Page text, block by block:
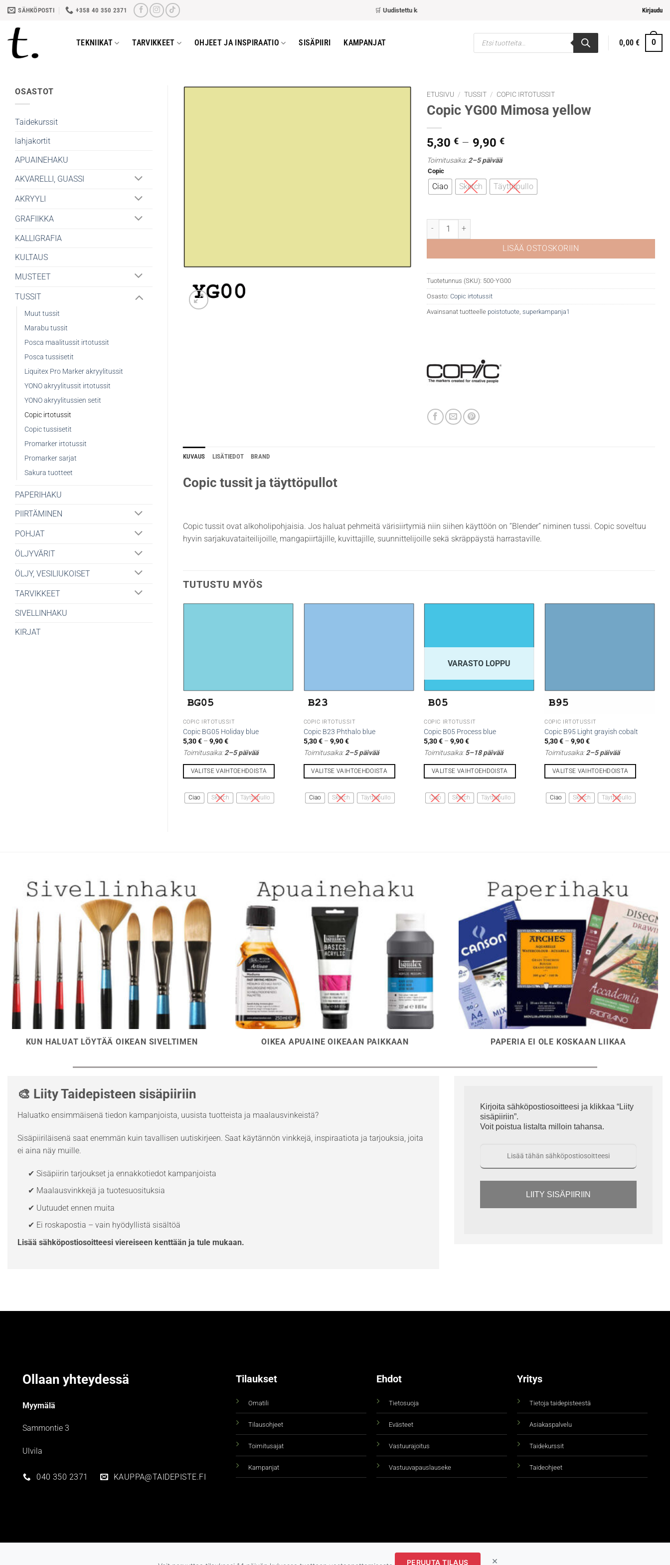
Skip
content
SÄHKÖPOSTI +358 40 350 2371 Uudistettu kassa Kirjaudu
TEKNIIKAT TARVIKKEET OHJEET JA INSPIRAATIO SISÄPIIRI KAMPANJAT
Products
search
0,00€ 0
OSASTOT
Taidekurssit
lahjakortit
APUAINEHAKU
AKVARELLI, GUASSI
AKRYYLI
GRAFIIKKA
KALLIGRAFIA
KULTAUS
MUSTEET
TUSSIT
Muut tussit
Marabu tussit
Posca maalitussit irtotussit
Posca tussisetit
Liquitex Pro Marker akryylitussit
YONO akryylitussit irtotussit
YONO akryylitussien setit
Copic irtotussit
Copic tussisetit
Promarker irtotussit
Promarker sarjat
Sakura tuotteet
PAPERIHAKU
PIIRTÄMINEN
POHJAT
ÖLJYVÄRIT
ÖLJY, VESILIUKOISET
TARVIKKEET
SIVELLINHAKU
KIRJAT
ETUSIVU / TUSSIT / COPIC IRTOTUSSIT
Copic YG00 Mimosa yellow
5,30 € – 9,90 €Hintaluokka:
9,90 €
Toimitusaika:2–5 päivää
Copic
Ciao Sketch Täyttöpullo
Copic YG00 Mimosa yellow määrä
LISÄÄ OSTOSKORIIN
Tuotetunnus (SKU): 500-YG00
Osasto: Copic irtotussit
Avainsanat tuotteelle poistotuote, superkampanja1
KUVAUS LISÄTIEDOT BRAND
Copic tussit ja täyttöpullot
Copic tussit ovat alkoholipohjaisia. Jos haluat pehmeitä värisiirtymiä niin siihen käyttöön on ”Blender” niminen tussi. Copic soveltuu
hyvin sarjakuvataiteilijoille, mangapiirtäjille, kuvittajille, suunnittelijoille sekä skräppäystä harrastaville.
TUTUSTU MYÖS
COPIC IRTOTUSSIT
Copic BG05 Holiday blue
5,30€ – 9,90€Hintaluokka:
-
Toimitusaika:2–5 päivää
VALITSE VAIHTOEHDOISTA
tuotteella
sivulla.
Ciao Sketch Täyttöpullo
COPIC IRTOTUSSIT
Copic B23 Phthalo blue
5,30€ – 9,90€Hintaluokka:
-
Toimitusaika:2–5 päivää
VALITSE VAIHTOEHDOISTA
tuotteella
sivulla.
Ciao Sketch Täyttöpullo
VARASTO LOPPU
COPIC IRTOTUSSIT
Copic B05 Process blue
5,30€ – 9,90€Hintaluokka:
-
Toimitusaika:5–18 päivää
VALITSE VAIHTOEHDOISTA
tuotteella
Ciao Sketch Täyttöpullo
COPIC IRTOTUSSIT
Copic B95 Light grayish cobalt
5,30€ – 9,90€Hintaluokka:
-
Toimitusaika:2–5 päivää
VALITSE VAIHTOEHDOISTA
tuotteella
sivulla.
Ciao Sketch Täyttöpullo
KUN HALUAT LÖYTÄÄ OIKEAN SIVELTIMEN OIKEA APUAINE OIKEAAN PAIKKAAN PAPERIA EI OLE KOSKAAN LIIKAA
🎨 Liity Taidepisteen sisäpiiriin
Haluatko ensimmäisenä tiedon kampanjoista, uusista tuotteista ja maalausvinkeistä?
Sisäpiiriläisenä saat enemmän kuin tavallisen uutiskirjeen. Saat käytännön vinkkejä, inspiraatiota ja tarjouksia, joita
ei aina näy muille.
✔ Sisäpiirin tarjoukset ja ennakkotiedot kampanjoista
✔ Maalausvinkkejä ja tuotesuosituksia
✔ Uutuudet ennen muita
✔ Ei roskapostia – vain hyödyllistä sisältöä
Lisää sähköpostiosoitteesi viereiseen kenttään ja tule mukaan.
Kirjoita sähköpostiosoitteesi ja klikkaa “Liity
sisäpiiriin”.
Voit poistua listalta milloin tahansa.
LIITY SISÄPIIRIIN
Ollaan yhteydessä
Myymälä
Sammontie 3
Ulvila
040 350 2371 KAUPPA@TAIDEPISTE.FI
Tilaukset
Omatili
Tilausohjeet
Toimitusajat
Kampanjat
Ehdot
Tietosuoja
Evästeet
Vastuurajoitus
Vastuuvapauslauseke
Yritys
Tietoja taidepisteestä
Asiakaspalvelu
Taidekurssit
Taideohjeet
Copyright 2026 ©taidepiste.fi PERUUTA TILAUS ×